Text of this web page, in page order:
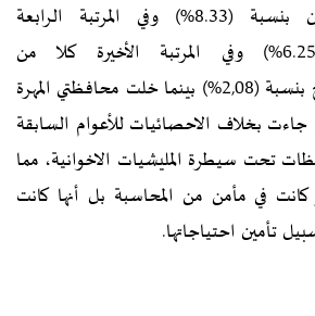
جاءت العاصمة عدن بنسبة (8.33%) وفي المرتبة الرابعة
حضرموت بنسبة( 6.25%) وفي المرتبة الأخيرة كلا من
الضالع (2,08%) ولحج بنسبة (2,08%) بينما خلت محافظتي المهرة
بخلاف الاحصائيات للأعوام السابقة
تحت سيطرة المليشيات الاخوانية، مما
في مأمن من المحاسبة بل أنها كانت
تأمين احتياجاتها.